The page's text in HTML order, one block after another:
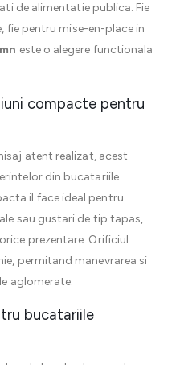
de alimentatie publica. Fie
fie pentru mise-en-place in
este o alegere functionala
compacte pentru
atent realizat, acest
din bucatariile
il face ideal pentru
sau gustari de tip tapas,
prezentare. Orificiul
permitand manevrarea si
aglomerate.
bucatariile